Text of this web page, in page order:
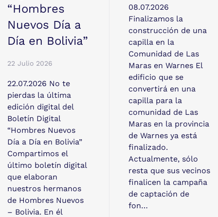
“Hombres
Nuevos Día a
Día en Bolivia”
22 Julio 2026
22.07.2026 No te
pierdas la última
edición digital del
Boletín Digital
“Hombres Nuevos
Día a Día en Bolivia”
Compartimos el
último boletín digital
que elaboran
nuestros hermanos
de Hombres Nuevos
– Bolivia. En él
08.07.2026
Finalizamos la
construcción de una
capilla en la
Comunidad de Las
Maras en Warnes El
edificio que se
convertirá en una
capilla para la
comunidad de Las
Maras en la provincia
de Warnes ya está
finalizado.
Actualmente, sólo
resta que sus vecinos
finalicen la campaña
de captación de
fon…